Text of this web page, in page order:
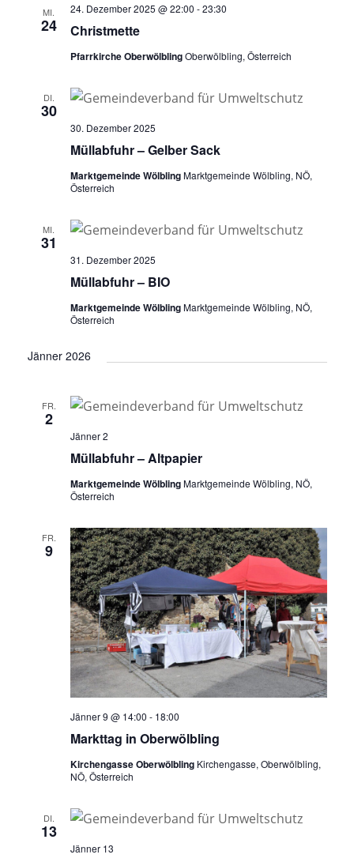
MI.
24 Christmette
24. Dezember 2025 @ 22:00 -23:30
Pfarrkirche OberwölblingOberwölbling, Österreich
DI.
30
Müllabfuhr – Gelber Sack
30. Dezember 2025
Marktgemeinde WölblingMarktgemeinde Wölbling, NÖ,
Österreich
MI.
31
Müllabfuhr – BIO
31. Dezember 2025
Marktgemeinde WölblingMarktgemeinde Wölbling, NÖ,
Österreich
Jänner 2026
FR.
2
Müllabfuhr – Altpapier
Jänner 2
Marktgemeinde WölblingMarktgemeinde Wölbling, NÖ,
Österreich
FR.
9
Markttag in Oberwölbling
Jänner 9 @ 14:00 - 18:00
Kirchengasse Oberwölbling Kirchengasse, Oberwölbling,
NÖ, Österreich
DI.
13
Jänner 13